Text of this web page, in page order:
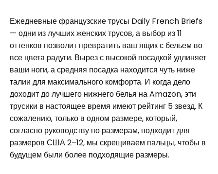
Ежедневные французские трусы Daily French Briefs
— одни из лучших женских трусов, а выбор из 11
оттенков позволит превратить ваш ящик с бельем во
все цвета радуги. Вырез с высокой посадкой удлиняет
ваши ноги, а средняя посадка находится чуть ниже
талии для максимального комфорта. И когда дело
доходит до лучшего нижнего белья на Amazon, эти
трусики в настоящее время имеют рейтинг 5 звезд. К
сожалению, только в одном размере, который,
согласно руководству по размерам, подходит для
размеров США 2–12, мы скрещиваем пальцы, чтобы в
будущем были более подходящие размеры.